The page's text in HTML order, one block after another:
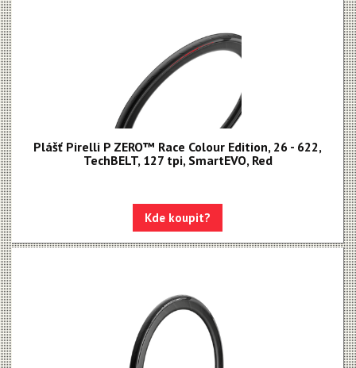
Plášť Pirelli P ZERO™ Race Colour Edition, 26 - 622,
TechBELT, 127 tpi, SmartEVO, Red
Kde koupit?